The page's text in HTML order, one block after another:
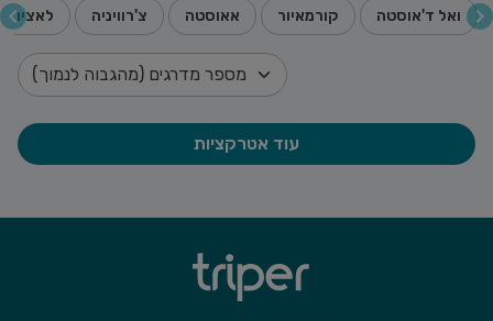
ואל ד'אוסטה קורמאיור אאוסטה צ'רוויניה לאציו
עוד אטרקציות